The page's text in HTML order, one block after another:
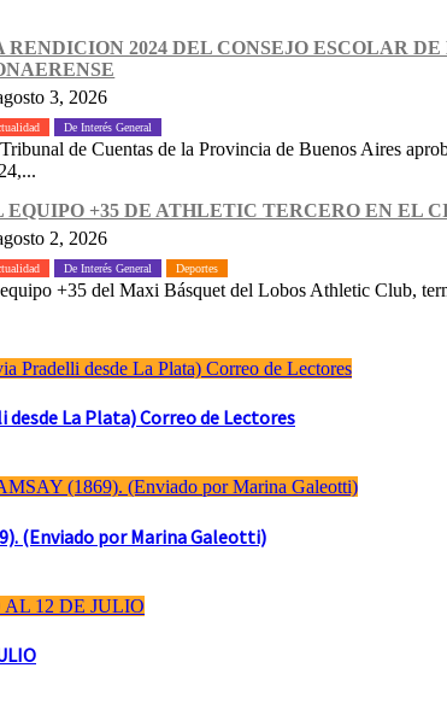
RENDICION 2024 DEL CONSEJO ESCOLAR
3, 2026
De Interés General
de Cuentas de la Provincia de Buenos Aires
EQUIPO +35 DE ATHLETIC TERCERO EN EL
2, 2026
De Interés General Deportes
+35 del Maxi Básquet del Lobos Athletic Club,
desde La Plata) Correo de Lectores
(Enviado por Marina Galeotti)